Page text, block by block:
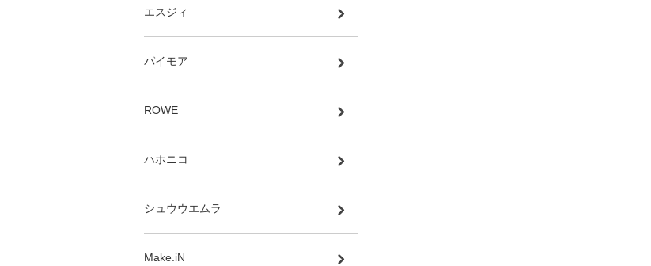
エスジィ
パイモア
ROWE
ハホニコ
シュウウエムラ
Make.iN